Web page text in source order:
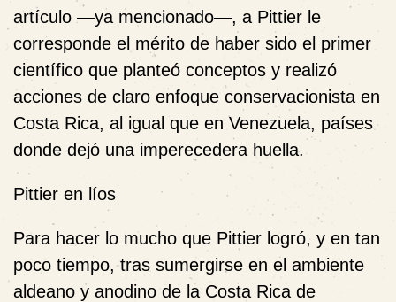
artículo —ya mencionado—, a Pittier le
corresponde el mérito de haber sido el primer
científico que planteó conceptos y realizó
acciones de claro enfoque conservacionista en
Costa Rica, al igual que en Venezuela, países
donde dejó una imperecedera huella.
Pittier en líos
Para hacer lo mucho que Pittier logró, y en tan
poco tiempo, tras sumergirse en el ambiente
aldeano y anodino de la Costa Rica de